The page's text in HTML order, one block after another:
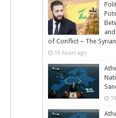
of Conflict – The
19 hours ago